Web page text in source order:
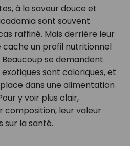
à la saveur douce et
sont souvent
raffiné. Mais derrière leur
un profil nutritionnel
se demandent
sont caloriques, et
dans une alimentation
y voir plus clair,
composition, leur valeur
sur la santé.